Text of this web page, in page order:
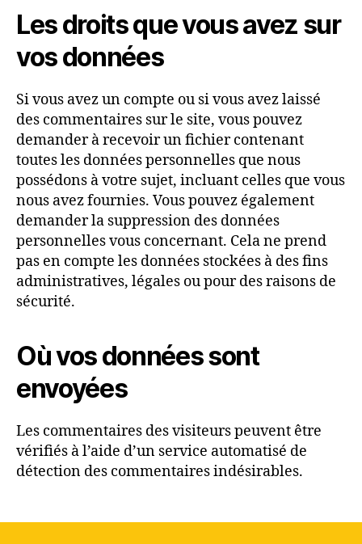
Les droits que vous avez sur
vos données
Si vous avez un compte ou si vous avez laissé
des commentaires sur le site, vous pouvez
demander à recevoir un fichier contenant
toutes les données personnelles que nous
possédons à votre sujet, incluant celles que vous
nous avez fournies. Vous pouvez également
demander la suppression des données
personnelles vous concernant. Cela ne prend
pas en compte les données stockées à des fins
administratives, légales ou pour des raisons de
sécurité.
Où vos données sont
envoyées
Les commentaires des visiteurs peuvent être
vérifiés à l’aide d’un service automatisé de
détection des commentaires indésirables.